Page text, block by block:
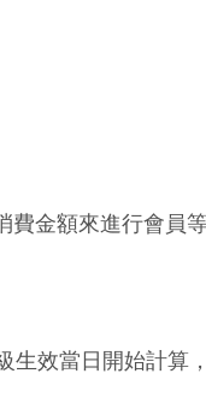
費金額來進行會員
效當日開始計算